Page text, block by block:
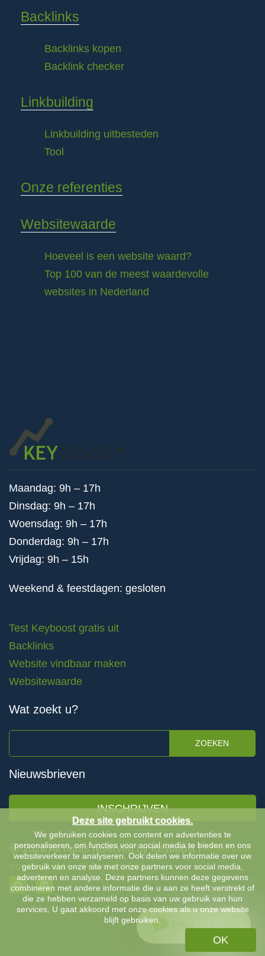
Backlinks
Backlinks kopen
Backlink checker
Linkbuilding
Linkbuilding uitbesteden
Tool
Onze referenties
Websitewaarde
Hoeveel is een website waard?
Top 100 van de meest waardevolle
websites in Nederland
Maandag: 9h – 17h
Dinsdag: 9h – 17h
Woensdag: 9h – 17h
Donderdag: 9h – 17h
Vrijdag: 9h – 15h
Weekend & feestdagen: gesloten
Test Keyboost gratis uit
Backlinks
Website vindbaar maken
Websitewaarde
Wat zoekt u?
ZOEKEN
Nieuwsbrieven
INSCHRIJVEN
Ⓒ 2026 All rights reserved by Keyboost |Algemene
Voorwaarden-Privacybeleid
Chat met ons
Deze site gebruikt cookies.
We gebruiken cookies om content en advertenties te
personaliseren, om functies voor social media te bieden en ons
websiteverkeer te analyseren. Ook delen we informatie over uw
gebruik van onze site met onze partners voor social media,
adverteren en analyse. Deze partners kunnen deze gegevens
combineren met andere informatie die u aan ze heeft verstrekt of
die ze hebben verzameld op basis van uw gebruik van hun
services. U gaat akkoord met onze cookies als u onze website
blijft gebruiken.
OK